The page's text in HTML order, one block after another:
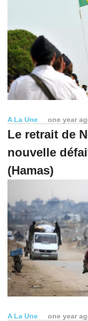
A La Une one year
Le retrait de
nouvelle
(Hamas)
A La Une one year